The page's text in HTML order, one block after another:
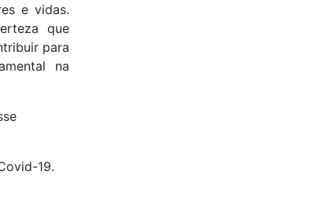
e vidas.
que
para
na
19.